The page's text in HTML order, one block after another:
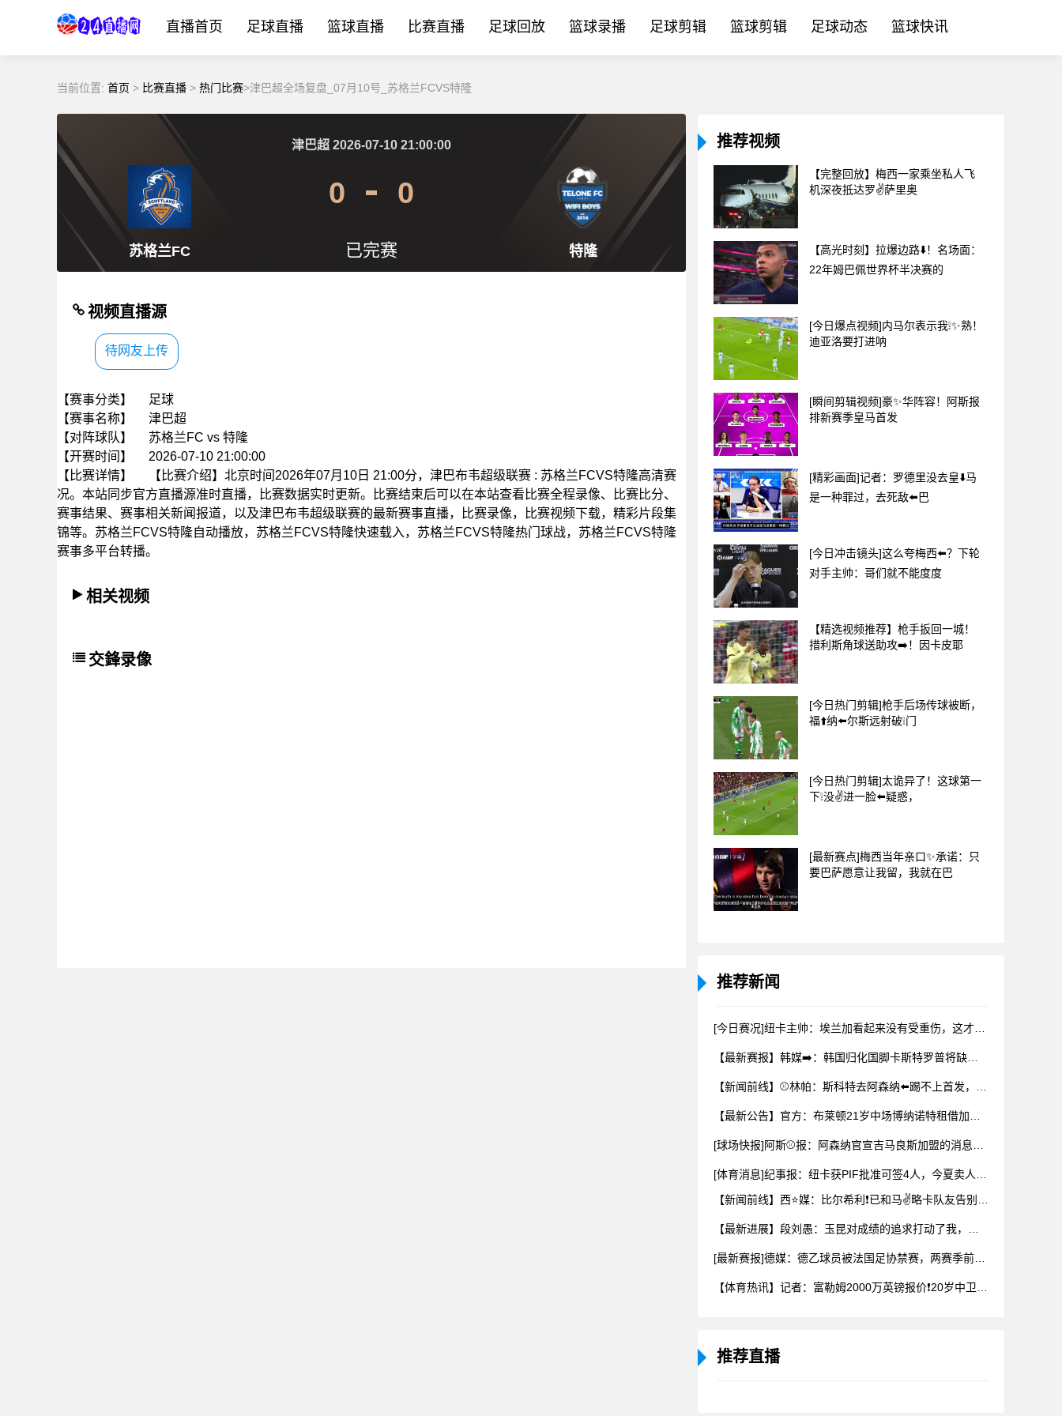
直播首页 足球直播 篮球直播 比赛直播 足球回放 篮球录播 足球剪辑 篮球剪辑 足球动态 篮球快讯
当前位置: 首页 > 比赛直播 > 热门比赛>津巴超全场复盘_07月10号_苏格兰FCVS特隆
苏格兰FC 特隆
津巴超 2026-07-10 21:00:00
0 0
已完赛
视频直播源
待网友上传
【赛事分类】
足球
【赛事名称】
津巴超
【对阵球队】
苏格兰FC vs 特隆
【开赛时间】
2026-07-10 21:00:00
【比赛详情】
【比赛介绍】北京时间2026年07月10日 21:00分，津巴布韦超级联赛 : 苏格兰FCVS特隆高清赛
况。本站同步官方直播源准时直播，比赛数据实时更新。比赛结束后可以在本站查看比赛全程录像、比赛比分、
赛事结果、赛事相关新闻报道，以及津巴布韦超级联赛的最新赛事直播，比赛录像，比赛视频下载，精彩片段集
锦等。苏格兰FCVS特隆自动播放，苏格兰FCVS特隆快速载入，苏格兰FCVS特隆热门球战，苏格兰FCVS特隆
赛事多平台转播。
相关视频
交鋒录像
推荐视频
【完整回放】梅西一家乘坐私人飞
机深夜抵达罗✌️萨里奥
【高光时刻】拉爆边路⬇️！名场面：
22年姆巴佩世界杯半决赛的
[今日爆点视频]内马尔表示我❕✨熟！
迪亚洛要打进呐
[瞬间剪辑视频]豪✨华阵容！阿斯报
排新赛季皇马首发
[精彩画面]记者：罗德里没去皇⬇️马
是一种罪过，去死敌⬅️巴
[今日冲击镜头]这么夸梅西⬅️？下轮
对手主帅：哥们就不能度度
【精选视频推荐】枪手扳回一城！
措利斯角球送助攻➡️！因卡皮耶
[今日热门剪辑]枪手后场传球被断，
福⬆️纳⬅️尔斯远射破❕门
[今日热门剪辑]太诡异了！这球第一
下❕没✌️进一脸⬅️疑惑，
[最新赛点]梅西当年亲口✨承诺：只
要巴萨愿意让我留，我就在巴
推荐新闻
推荐直播